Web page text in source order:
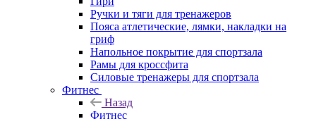
Ручки и тяги для тренажеров
Пояса атлетические, лямки, накладки на
гриф
Напольное покрытие для спортзала
Рамы для кроссфита
Силовые тренажеры для спортзала
Фитнес
Назад
Фитнес